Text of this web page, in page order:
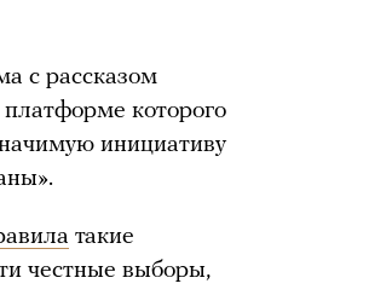
с рассказом
которого
инициативу
такие
честные выборы,